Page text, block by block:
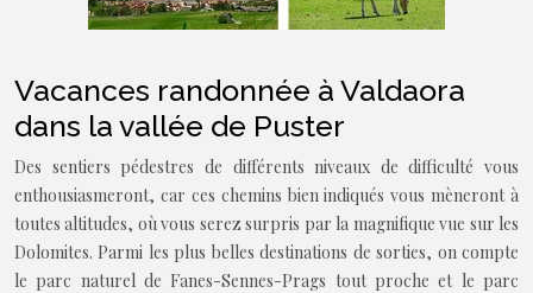
Vacances randonnée à Valdaora
dans la vallée de Puster
Des sentiers pédestres de différents niveaux de difficulté vous
enthousiasmeront, car ces chemins bien indiqués vous mèneront à
toutes altitudes, où vous serez surpris par la magnifique vue sur les
Dolomites. Parmi les plus belles destinations de sorties, on compte
le parc naturel de Fanes-Sennes-Prags tout proche et le parc